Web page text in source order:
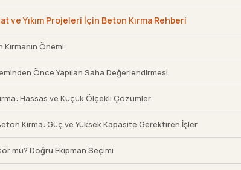
ve Yıkım Projeleri İçin Beton Kırma Rehberi
Önemi
Önce Yapılan Saha Değerlendirmesi
Hassas ve Küçük Ölçekli Çözümler
Kırma: Güç ve Yüksek Kapasite Gerektiren İşler
mü? Doğru Ekipman Seçimi